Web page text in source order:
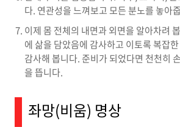
다. 연관성을 느껴보고 모든 분노를 놓아
이제 몸 전체의 내면과 외면을 알아차려
에 삶을 담았음에 감사하고 이토록 복잡
감사해 봅니다. 준비가 되었다면 천천히
을 뜹니다.
좌망(비움) 명상